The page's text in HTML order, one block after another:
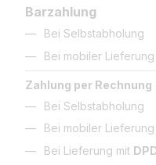
Barzahlung
Bei Selbstabholung
Bei mobiler Lieferung
Zahlung per Rechnung
Bei Selbstabholung
Bei mobiler Lieferung
Bei Lieferung mit